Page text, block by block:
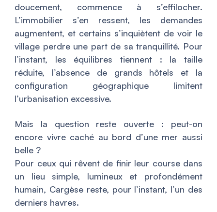
doucement, commence à s’effilocher.
L’immobilier s’en ressent, les demandes
augmentent, et certains s’inquiètent de voir le
village perdre une part de sa tranquillité. Pour
l’instant, les équilibres tiennent : la taille
réduite, l’absence de grands hôtels et la
configuration géographique limitent
l’urbanisation excessive.
Mais la question reste ouverte : peut-on
encore vivre caché au bord d’une mer aussi
belle ?
Pour ceux qui rêvent de finir leur course dans
un lieu simple, lumineux et profondément
humain, Cargèse reste, pour l’instant, l’un des
derniers havres.